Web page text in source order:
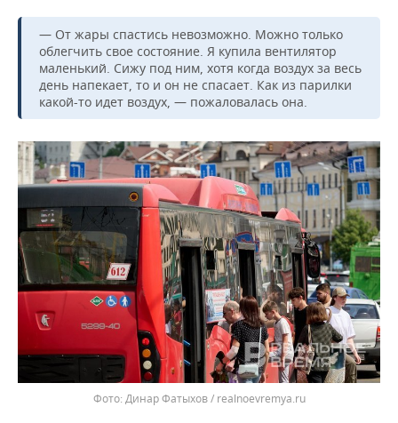
— От жары спастись невозможно. Можно только
облегчить свое состояние. Я купила вентилятор
маленький. Сижу под ним, хотя когда воздух за весь
день напекает, то и он не спасает. Как из парилки
какой-то идет воздух, — пожаловалась она.
Динар Фатыхов / realnoevremya.ru